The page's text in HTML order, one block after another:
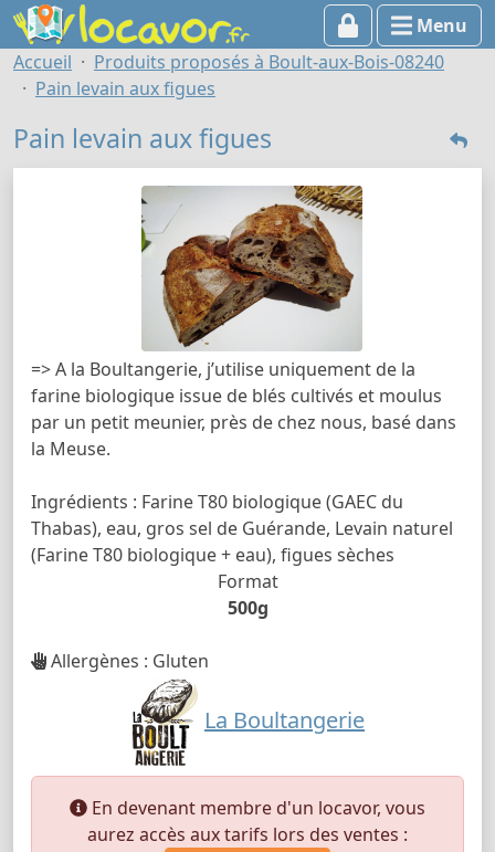
Menu
Accueil
Produits proposés à Boult-aux-Bois-08240
Pain levain aux figues
Pain levain aux figues
=> A la Boultangerie, j’utilise uniquement de la
farine biologique issue de blés cultivés et moulus
par un petit meunier, près de chez nous, basé dans
la Meuse.
Ingrédients : Farine T80 biologique (GAEC du
Thabas), eau, gros sel de Guérande, Levain naturel
(Farine T80 biologique + eau), figues sèches
Format
500g
Allergènes : Gluten
La Boultangerie
En devenant membre d'un locavor, vous
aurez accès aux tarifs lors des ventes :